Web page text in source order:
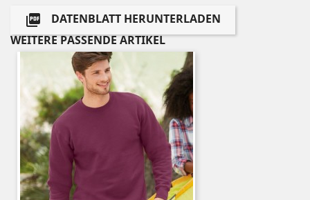

DATENBLATT HERUNTERLADEN
WEITERE PASSENDE ARTIKEL